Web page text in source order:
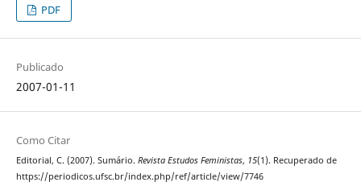
PDF
Publicado
2007-01-11
Como Citar
Editorial, C. (2007). Sumário. Revista Estudos Feministas, 15(1). Recuperado de
https://periodicos.ufsc.br/index.php/ref/article/view/7746